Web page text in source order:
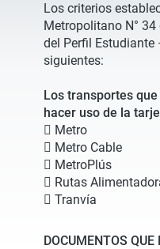
Los criterios
Metropolitano N°
del Perfil
siguientes:
Los transportes
hacer uso de la
 Metro
 Metro Cable
 MetroPlús
 Rutas
 Tranvía
DOCUMENTOS